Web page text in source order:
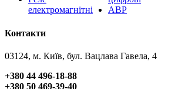
електромагнітні
АВР
Контакти
03124, м. Київ, бул. Вацлава Гавела, 4
+380 44 496-18-88
+380 50 469-39-40